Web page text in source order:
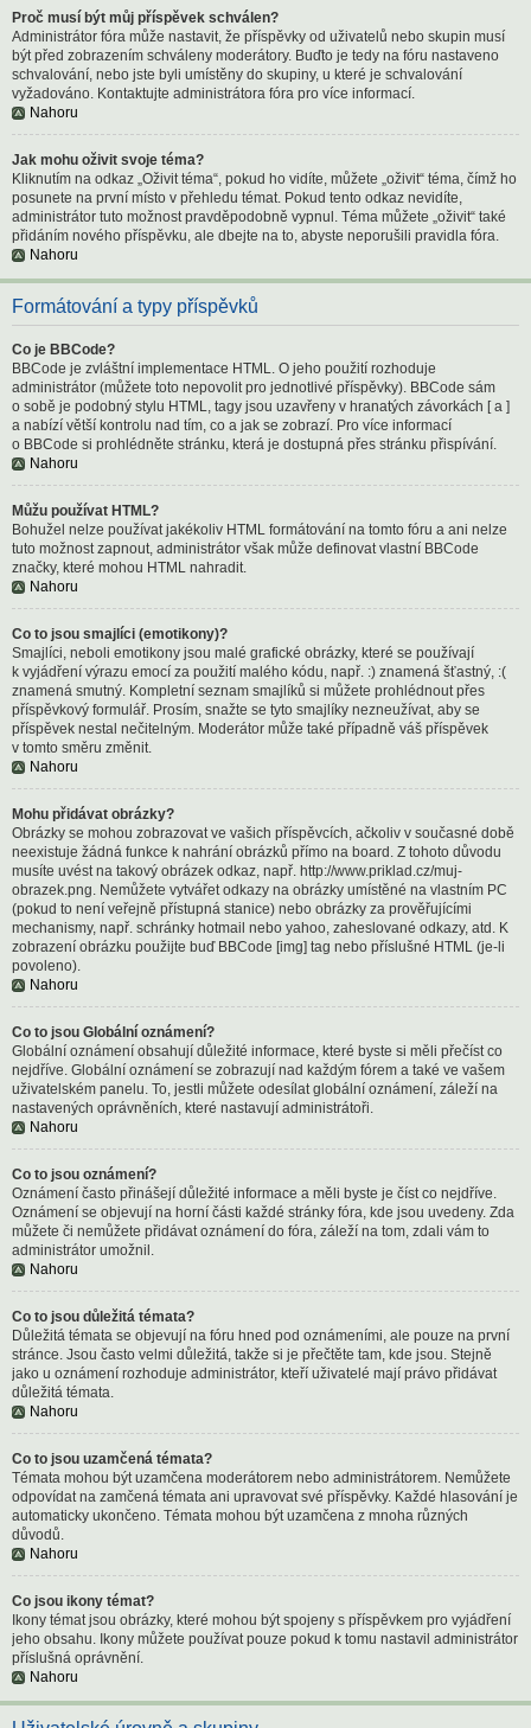
Proč musí být můj příspěvek schválen?
Administrátor fóra může nastavit, že příspěvky od uživatelů nebo skupin musí
být před zobrazením schváleny moderátory. Buďto je tedy na fóru nastaveno
schvalování, nebo jste byli umístěny do skupiny, u které je schvalování
vyžadováno. Kontaktujte administrátora fóra pro více informací.
Nahoru
Jak mohu oživit svoje téma?
Kliknutím na odkaz „Oživit téma“, pokud ho vidíte, můžete „oživit“ téma, čímž ho
posunete na první místo v přehledu témat. Pokud tento odkaz nevidíte,
administrátor tuto možnost pravděpodobně vypnul. Téma můžete „oživit“ také
přidáním nového příspěvku, ale dbejte na to, abyste neporušili pravidla fóra.
Nahoru
Formátování a typy příspěvků
Co je BBCode?
BBCode je zvláštní implementace HTML. O jeho použití rozhoduje
administrátor (můžete toto nepovolit pro jednotlivé příspěvky). BBCode sám
o sobě je podobný stylu HTML, tagy jsou uzavřeny v hranatých závorkách [ a ]
a nabízí větší kontrolu nad tím, co a jak se zobrazí. Pro více informací
o BBCode si prohlédněte stránku, která je dostupná přes stránku přispívání.
Nahoru
Můžu používat HTML?
Bohužel nelze používat jakékoliv HTML formátování na tomto fóru a ani nelze
tuto možnost zapnout, administrátor však může definovat vlastní BBCode
značky, které mohou HTML nahradit.
Nahoru
Co to jsou smajlíci (emotikony)?
Smajlíci, neboli emotikony jsou malé grafické obrázky, které se používají
k vyjádření výrazu emocí za použití malého kódu, např. :) znamená šťastný, :(
znamená smutný. Kompletní seznam smajlíků si můžete prohlédnout přes
příspěvkový formulář. Prosím, snažte se tyto smajlíky nezneužívat, aby se
příspěvek nestal nečitelným. Moderátor může také případně váš příspěvek
v tomto směru změnit.
Nahoru
Mohu přidávat obrázky?
Obrázky se mohou zobrazovat ve vašich příspěvcích, ačkoliv v současné době
neexistuje žádná funkce k nahrání obrázků přímo na board. Z tohoto důvodu
musíte uvést na takový obrázek odkaz, např. http://www.priklad.cz/muj-
obrazek.png. Nemůžete vytvářet odkazy na obrázky umístěné na vlastním PC
(pokud to není veřejně přístupná stanice) nebo obrázky za prověřujícími
mechanismy, např. schránky hotmail nebo yahoo, zaheslované odkazy, atd. K
zobrazení obrázku použijte buď BBCode [img] tag nebo příslušné HTML (je-li
povoleno).
Nahoru
Co to jsou Globální oznámení?
Globální oznámení obsahují důležité informace, které byste si měli přečíst co
nejdříve. Globální oznámení se zobrazují nad každým fórem a také ve vašem
uživatelském panelu. To, jestli můžete odesílat globální oznámení, záleží na
nastavených oprávněních, které nastavují administrátoři.
Nahoru
Co to jsou oznámení?
Oznámení často přinášejí důležité informace a měli byste je číst co nejdříve.
Oznámení se objevují na horní části každé stránky fóra, kde jsou uvedeny. Zda
můžete či nemůžete přidávat oznámení do fóra, záleží na tom, zdali vám to
administrátor umožnil.
Nahoru
Co to jsou důležitá témata?
Důležitá témata se objevují na fóru hned pod oznámeními, ale pouze na první
stránce. Jsou často velmi důležitá, takže si je přečtěte tam, kde jsou. Stejně
jako u oznámení rozhoduje administrátor, kteří uživatelé mají právo přidávat
důležitá témata.
Nahoru
Co to jsou uzamčená témata?
Témata mohou být uzamčena moderátorem nebo administrátorem. Nemůžete
odpovídat na zamčená témata ani upravovat své příspěvky. Každé hlasování je
automaticky ukončeno. Témata mohou být uzamčena z mnoha různých
důvodů.
Nahoru
Co jsou ikony témat?
Ikony témat jsou obrázky, které mohou být spojeny s příspěvkem pro vyjádření
jeho obsahu. Ikony můžete používat pouze pokud k tomu nastavil administrátor
příslušná oprávnění.
Nahoru